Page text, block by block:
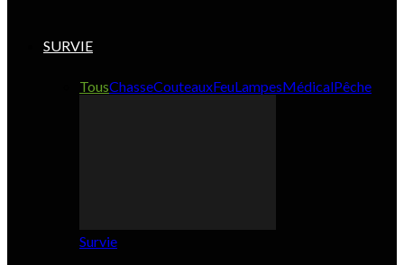
SURVIE
TousChasseCouteauxFeuLampesMédicalPêche
Survie